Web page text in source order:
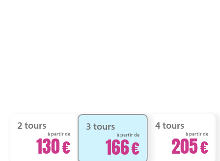
2 tours
à partir de
130
3 tours
à partir de
166
4 tours
à partir de
205